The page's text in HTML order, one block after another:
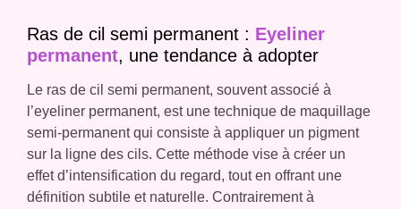
Ras de cil semi permanent : Eyeliner
permanent, une tendance à adopter
Le ras de cil semi permanent, souvent associé à
l’eyeliner permanent, est une technique de maquillage
semi-permanent qui consiste à appliquer un pigment
sur la ligne des cils. Cette méthode vise à créer un
effet d’intensification du regard, tout en offrant une
définition subtile et naturelle. Contrairement à